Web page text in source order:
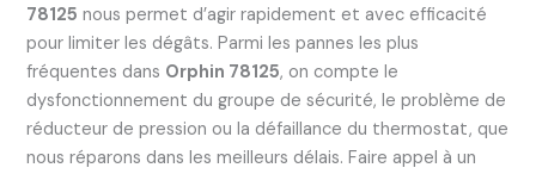
78125 nous permet d’agir rapidement et avec efficacité
pour limiter les dégâts. Parmi les pannes les plus
fréquentes dans Orphin 78125, on compte le
dysfonctionnement du groupe de sécurité, le problème de
réducteur de pression ou la défaillance du thermostat, que
nous réparons dans les meilleurs délais. Faire appel à un